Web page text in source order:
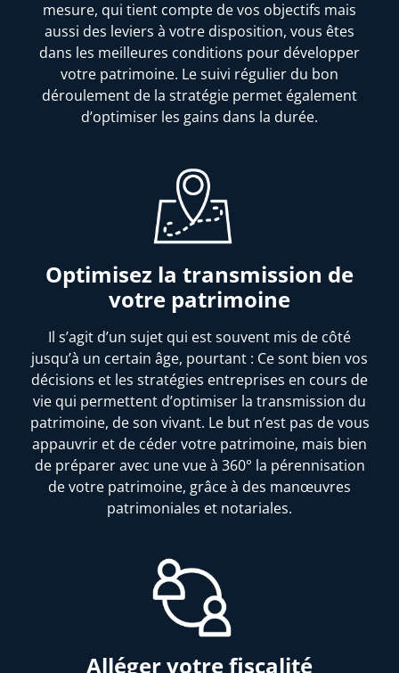
mesure, qui tient compte de vos objectifs mais
aussi des leviers à votre disposition, vous êtes
dans les meilleures conditions pour développer
votre patrimoine. Le suivi régulier du bon
déroulement de la stratégie permet également
d’optimiser les gains dans la durée.
Optimisez la transmission de
votre patrimoine
Il s’agit d’un sujet qui est souvent mis de côté
jusqu’à un certain âge, pourtant : Ce sont bien vos
décisions et les stratégies entreprises en cours de
vie qui permettent d’optimiser la transmission du
patrimoine, de son vivant. Le but n’est pas de vous
appauvrir et de céder votre patrimoine, mais bien
de préparer avec une vue à 360° la pérennisation
de votre patrimoine, grâce à des manœuvres
patrimoniales et notariales.
Alléger votre fiscalité